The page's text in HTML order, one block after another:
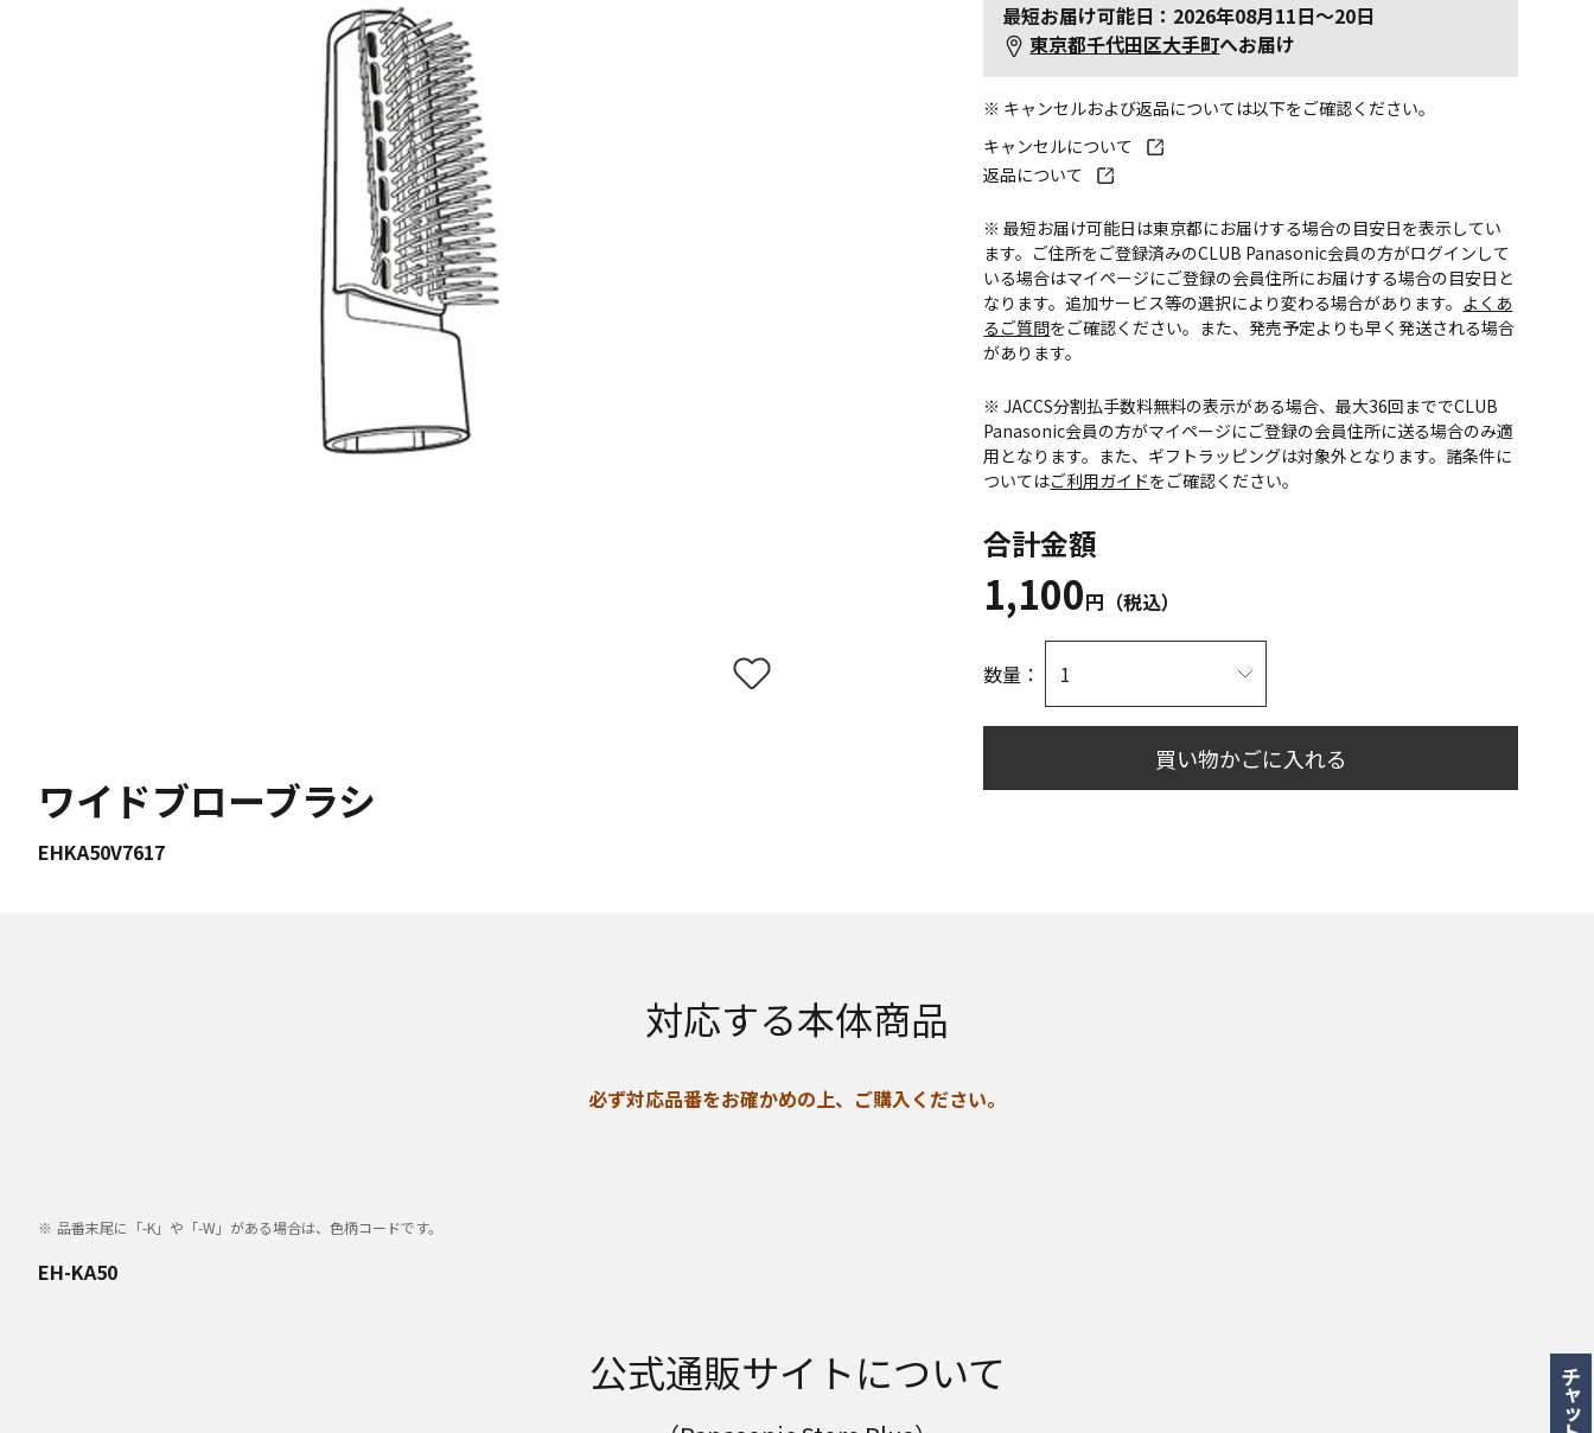
ワイドブローブラシ
EHKA50V7617
最短お届け可能日：2026年08月11日～20日
東京都千代田区大手町へお届け
※ キャンセルおよび返品については以下をご確認ください。
キャンセルについて
返品について
※ 最短お届け可能日は東京都にお届けする場合の目安日を表示してい
ます。ご住所をご登録済みのCLUB Panasonic会員の方がログインして
いる場合はマイページにご登録の会員住所にお届けする場合の目安日と
なります。追加サービス等の選択により変わる場合があります。 よくあ
るご質問をご確認ください。また、発売予定よりも早く発送される場合
があります。
※ JACCS分割払手数料無料の表示がある場合、最大36回まででCLUB
Panasonic会員の方がマイページにご登録の会員住所に送る場合のみ適
用となります。また、ギフトラッピングは対象外となります。諸条件に
ついてはご利用ガイドをご確認ください。
合計金額
1,100円（税込）
数量：
買い物かごに入れる
対応する本体商品
必ず対応品番をお確かめの上、ご購入ください。
品番末尾に「-K」や「-W」がある場合は、色柄コードです。
EH-KA50
公式通販サイトについて